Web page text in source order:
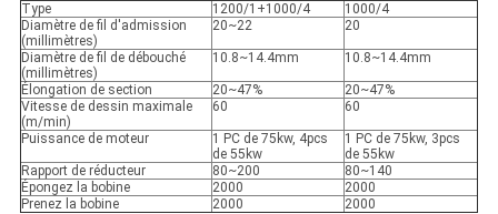
Type 1200/1+1000/4
1000/4
Diamètre de fil d'admission
(millimètres)
20~22 20
Diamètre de fil de débouché
(millimètres)
10.8~14.4mm 10.8~14.4mm
Élongation de section 20~47%
20~47%
Vitesse de dessin maximale
(m/min)
60 60
Puissance de moteur
1 PC de 75kw, 4pcs
de 55kw
1 PC de 75kw, 3pcs
de 55kw
Rapport de réducteur
80~200
80~140
Épongez la bobine
2000
2000
Prenez la bobine
2000 2000